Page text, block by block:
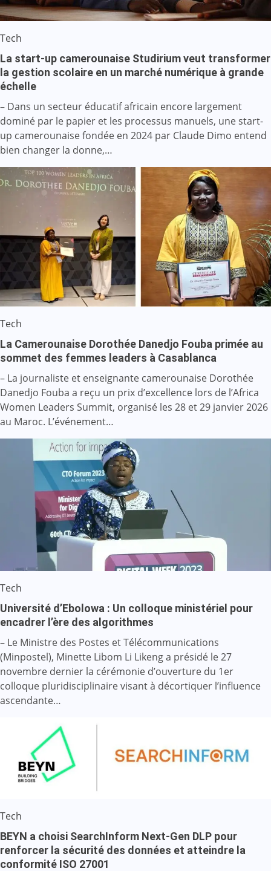
Tech
La start-up camerounaise Studirium veut transformer
la gestion scolaire en un marché numérique à grande
échelle
– Dans un secteur éducatif africain encore largement
dominé par le papier et les processus manuels, une start-
up camerounaise fondée en 2024 par Claude Dimo entend
bien changer la donne,…
Tech
La Camerounaise Dorothée Danedjo Fouba primée au
sommet des femmes leaders à Casablanca
– La journaliste et enseignante camerounaise Dorothée
Danedjo Fouba a reçu un prix d’excellence lors de l’Africa
Women Leaders Summit, organisé les 28 et 29 janvier 2026
au Maroc. L’événement…
Tech
Université d’Ebolowa : Un colloque ministériel pour
encadrer l’ère des algorithmes
– Le Ministre des Postes et Télécommunications
(Minpostel), Minette Libom Li Likeng a présidé le 27
novembre dernier la cérémonie d’ouverture du 1er
colloque pluridisciplinaire visant à décortiquer l’influence
ascendante…
Tech
BEYN a choisi SearchInform Next-Gen DLP pour
renforcer la sécurité des données et atteindre la
conformité ISO 27001